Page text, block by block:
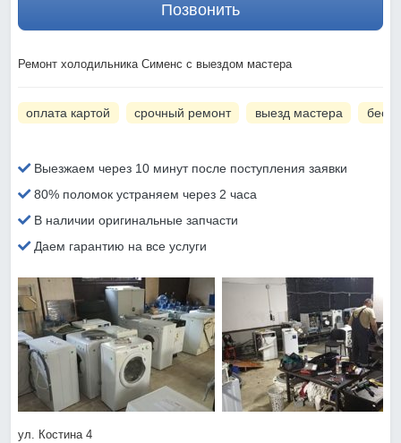
Позвонить
Ремонт холодильника Сименс с выездом мастера
оплата картой срочный ремонт выезд мастера
Выезжаем через 10 минут после поступления заявки
80% поломок устраняем через 2 часа
В наличии оригинальные запчасти
Даем гарантию на все услуги
ул. Костина 4